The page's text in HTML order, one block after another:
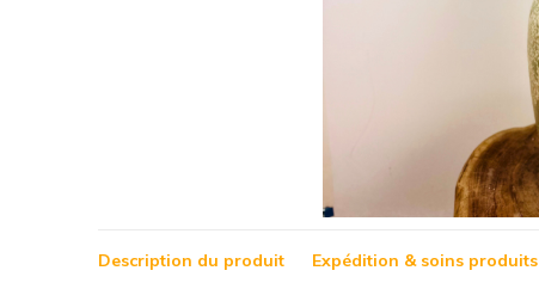
Description du produit Expédition & soins produits